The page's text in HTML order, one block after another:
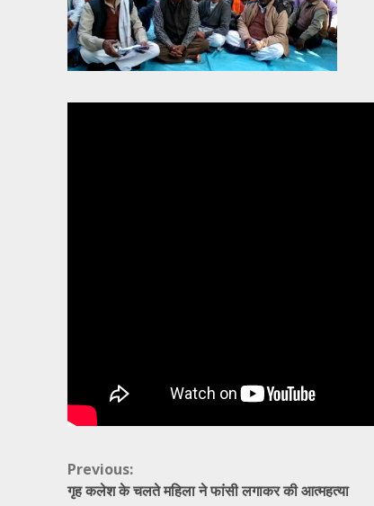
Continue
Previous:
गृह कलेश के चलते महिला ने फांसी लगाकर की आत्महत्या